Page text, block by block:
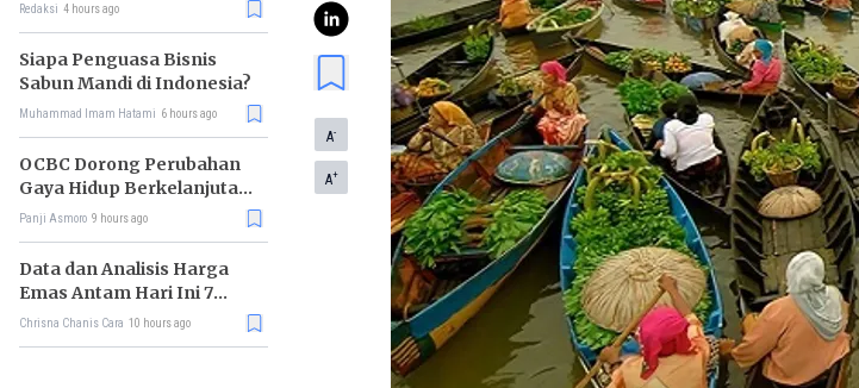
Redaksi 4 hours ago
Siapa Penguasa Bisnis
Sabun Mandi di Indonesia?
Muhammad Imam Hatami 6 hours ago
OCBC Dorong Perubahan
Gaya Hidup Berkelanjutan
melalui Program RISE
Panji Asmoro 9 hours ago
Data dan Analisis Harga
Emas Antam Hari Ini 7
Agustus 2026
Chrisna Chanis Cara 10 hours ago
A-
A+